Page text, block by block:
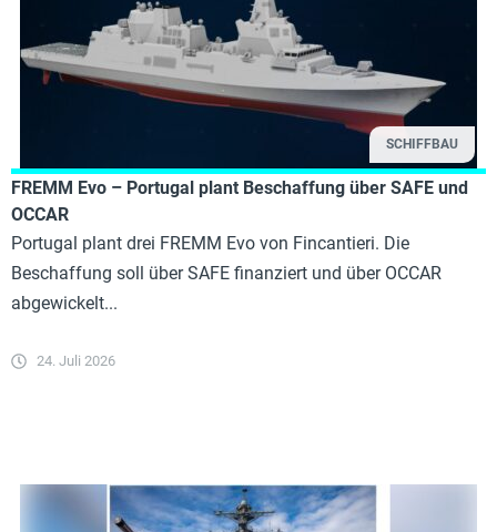
SCHIFFBAU
FREMM Evo – Portugal plant Beschaffung über SAFE und
OCCAR
Portugal plant drei FREMM Evo von Fincantieri. Die
Beschaffung soll über SAFE finanziert und über OCCAR
abgewickelt...
24. Juli 2026